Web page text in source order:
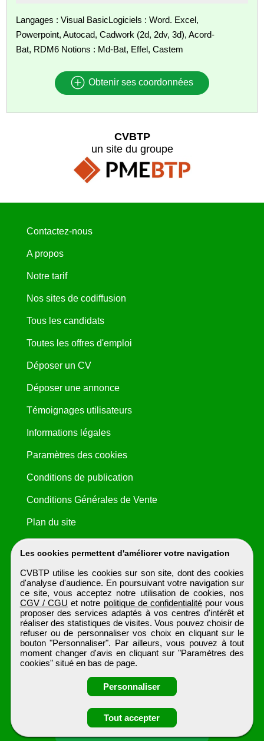
Obtenir ses
coordonnées
Langages : Visual BasicLogiciels : Word. Excel,
Powerpoint, Autocad, Cadwork (2d, 2dv, 3d), Acord-
Bat, RDM6 Notions : Md-Bat, Effel, Castem
Obtenir ses coordonnées
Les cookies permettent d'améliorer votre navigation
CVBTP utilise les cookies sur son site, dont des cookies
d'analyse d'audience. En poursuivant votre navigation sur
ce site, vous acceptez notre utilisation de cookies, nos
CGV / CGU et notre politique de confidentialité pour vous
proposer des services adaptés à vos centres d'intérêt et
réaliser des statistiques de visites. Vous pouvez choisir de
refuser ou de personnaliser vos choix en cliquant sur le
bouton "Personnaliser". Par ailleurs, vous pouvez à tout
moment changer d'avis en cliquant sur "Paramètres des
cookies" situé en bas de page.
Personnaliser
Tout accepter
CVBTP
un site du groupe
Contactez-nous
A propos
Notre tarif
Nos sites de codiffusion
Tous les candidats
Toutes les offres d'emploi
Déposer un CV
Déposer une annonce
Témoignages utilisateurs
Informations légales
Paramètres des cookies
Conditions de publication
Conditions Générales de Vente
Plan du site
CVBTP
Tous droits réservés © 1999 - 2026